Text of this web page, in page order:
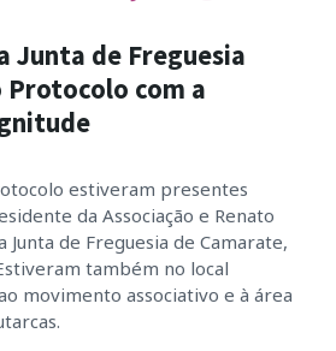
Junta de Freguesia
Protocolo com a
estiveram presentes
da Associação e Renato
Junta de Freguesia de Camarate,
também no local
movimento associativo e à área